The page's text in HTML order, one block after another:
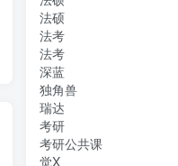
2022柏杜法考-客观题精讲-柏浪涛刑法攻略.pdf
法硕
法考
法考
深蓝
独角兽
瑞达
考研
考研公共课
觉X